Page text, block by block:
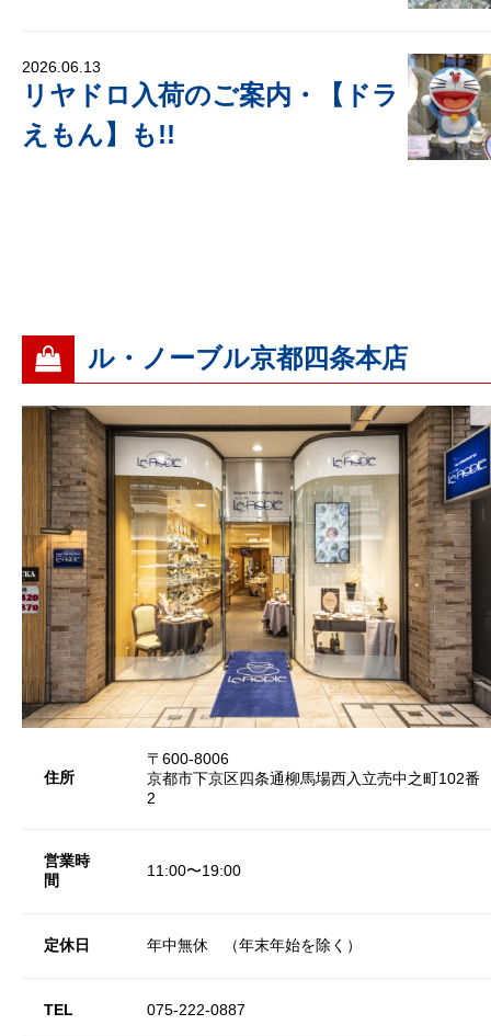
2026.06.13
リヤドロ入荷のご案内・【ドラ
えもん】も!!
ル・ノーブル京都四条本店
住所
〒600-8006
京都市下京区四条通柳馬場西入立売中之町102番
2
営業時
間
11:00〜19:00
定休日 年中無休 （年末年始を除く）
TEL 075-222-0887